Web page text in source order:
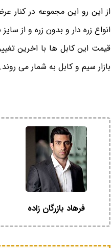
انواع زره دار و بدون زره و از سایز ۳۵ تا ۵۰۰ عرضه می کند.
قیمت این کابل ها با اخرین
بازار سیم و کابل به شمار می روند.
فرهاد بازرگان زاده